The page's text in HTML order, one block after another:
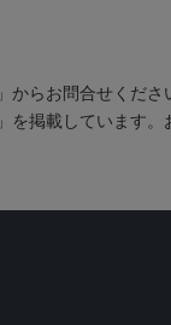
」からお問合せくださ
掲載しています。